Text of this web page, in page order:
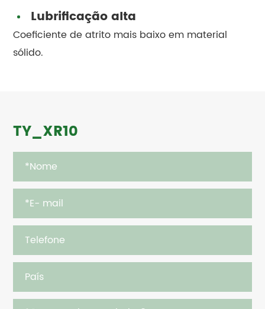
Lubrificação alta
Coeficiente de atrito mais baixo em material
sólido.
TY_XR10